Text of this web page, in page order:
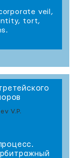
veil,
tort,
V.P.